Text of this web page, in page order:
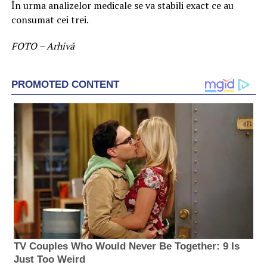
În urma analizelor medicale se va stabili exact ce au
consumat cei trei.
FOTO – Arhivă